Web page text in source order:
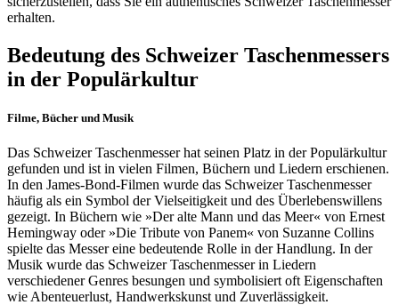
erhalten.
Bedeutung des Schweizer Taschenmessers
in der Populärkultur
Filme, Bücher und Musik
Das Schweizer Taschenmesser hat seinen Platz in der Populärkultur
gefunden und ist in vielen Filmen, Büchern und Liedern erschienen.
In den James-Bond-Filmen wurde das Schweizer Taschenmesser
häufig als ein Symbol der Vielseitigkeit und des Überlebenswillens
gezeigt. In Büchern wie »Der alte Mann und das Meer« von Ernest
Hemingway oder »Die Tribute von Panem« von Suzanne Collins
spielte das Messer eine bedeutende Rolle in der Handlung. In der
Musik wurde das Schweizer Taschenmesser in Liedern
verschiedener Genres besungen und symbolisiert oft Eigenschaften
wie Abenteuerlust, Handwerkskunst und Zuverlässigkeit.